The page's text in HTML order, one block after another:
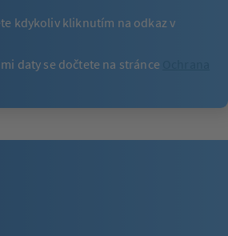
kdykoliv kliknutím na odkaz v
daty se dočtete na stránce